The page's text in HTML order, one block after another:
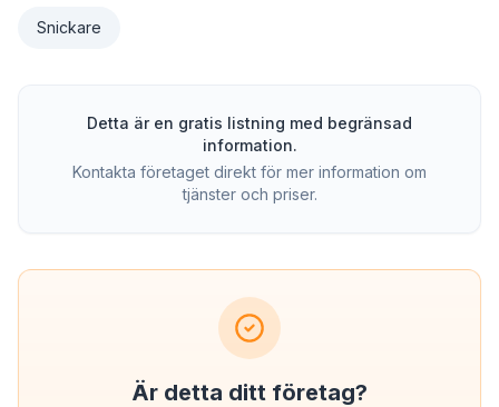
Snickare
Detta är en gratis listning med begränsad
information.
Kontakta företaget direkt för mer information om
tjänster och priser.
Är detta ditt företag?